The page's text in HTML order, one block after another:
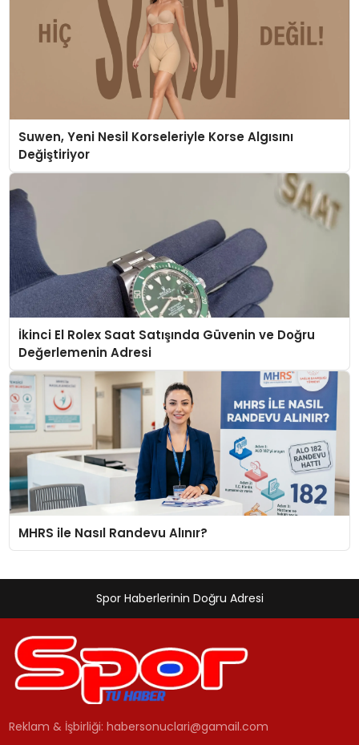
Suwen, Yeni Nesil Korseleriyle Korse Algısını
Değiştiriyor
İkinci El Rolex Saat Satışında Güvenin ve Doğru
Değerlemenin Adresi
MHRS ile Nasıl Randevu Alınır?
Spor Haberlerinin Doğru Adresi
Reklam & İşbirliği:habersonuclari@gamail.com